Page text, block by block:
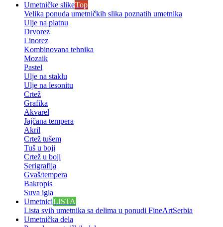
Umetničke slikeTop
Velika ponuda umetničkih slika poznatih umetnika
Ulje na platnu
Drvorez
Linorez
Kombinovana tehnika
Mozaik
Pastel
Ulje na staklu
Ulje na lesonitu
Crtež
Grafika
Akvarel
Jajčana tempera
Akril
Crtež tušem
Tuš u boji
Crtež u boji
Serigrafija
Gvaš/tempera
Bakropis
Suva igla
UmetniciLISTA
Lista svih umetnika sa delima u ponudi FineArtSerbia
Umetnička dela